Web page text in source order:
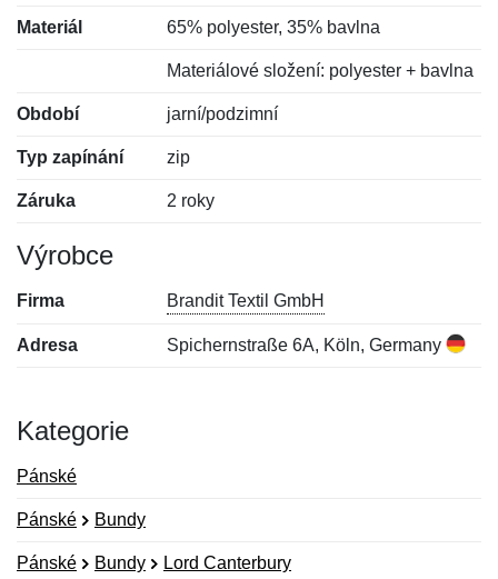
Materiál 65% polyester, 35% bavlna
Materiálové složení: polyester + bavlna
Období jarní/podzimní
Typ zapínání zip
Záruka 2 roky
Výrobce
Firma Brandit Textil GmbH
Adresa Spichernstraße 6A, Köln, Germany
Kategorie
Pánské
Pánské Bundy
Pánské Bundy Lord Canterbury